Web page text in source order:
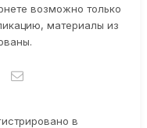
возможно только
материалы из
в